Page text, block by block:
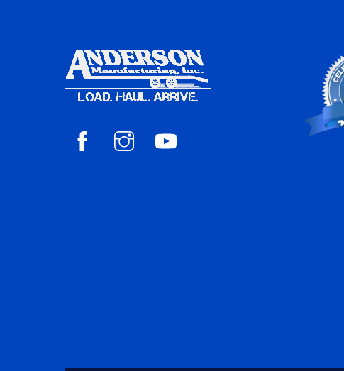
Facebook Instagram